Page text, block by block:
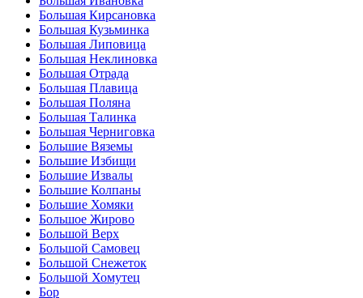
Большая Кирсановка
Большая Кузьминка
Большая Липовица
Большая Неклиновка
Большая Отрада
Большая Плавица
Большая Поляна
Большая Талинка
Большая Черниговка
Большие Вяземы
Большие Избищи
Большие Извалы
Большие Колпаны
Большие Хомяки
Большое Жирово
Большой Верх
Большой Самовец
Большой Снежеток
Большой Хомутец
Бор